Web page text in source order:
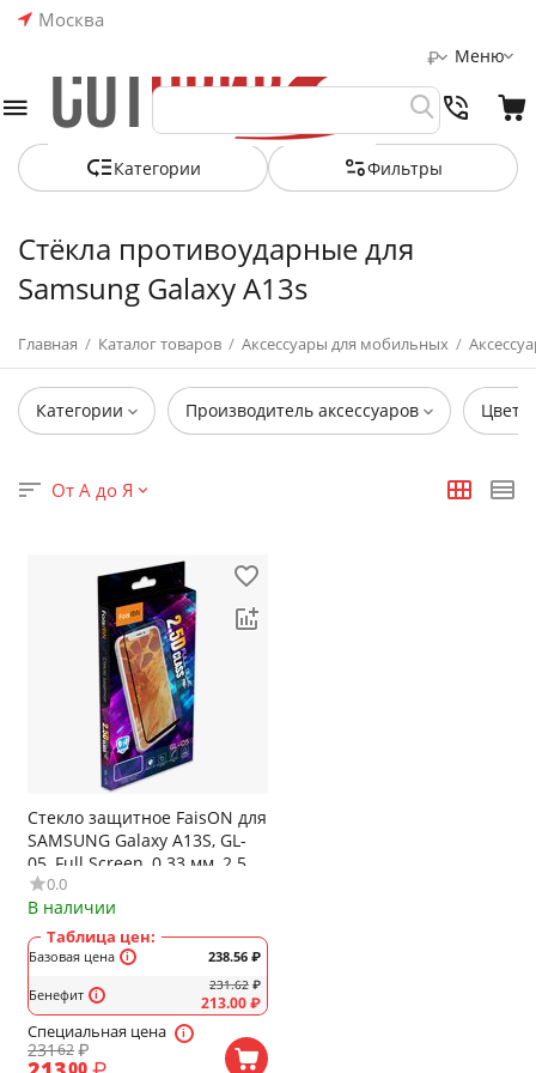
Москва
Меню
₽
Категории Фильтры
Стёкла противоударные для
Samsung Galaxy A13s
Главная / Каталог товаров / Аксессуары для мобильных /
Категории Производитель аксессуаров Цвет
От А до Я
Стекло защитное FaisON для
SAMSUNG Galaxy A13S, GL-
05, Full Screen, 0.33 мм, 2.5D,
глянцевое, цвет: чёрный
0.0
В наличии
Таблица цен:
Базовая цена
Бенефит
238.56 ₽
231.62 ₽
213.00₽
Специальная цена
23162 ₽
00